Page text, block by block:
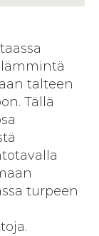
talteen
Tällä
turpeen